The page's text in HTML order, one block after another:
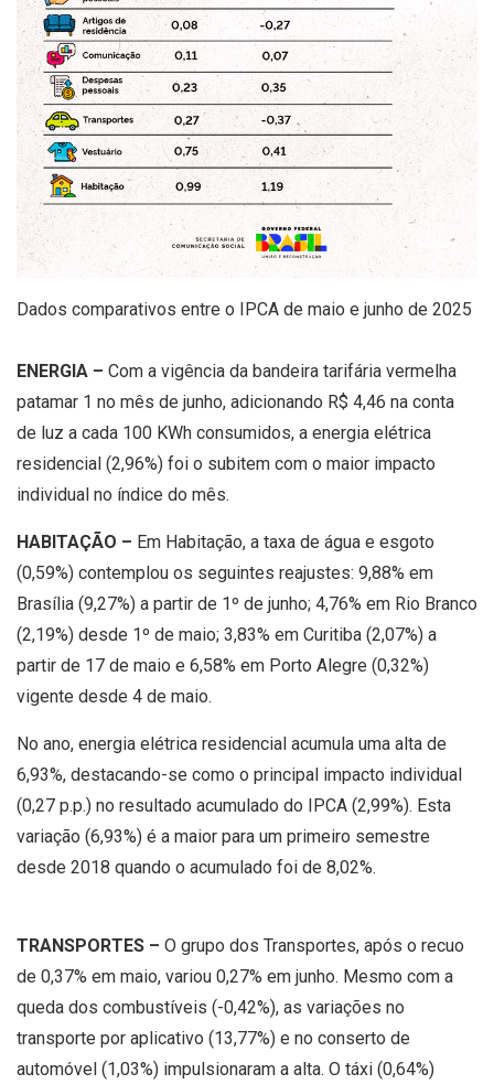
Dados comparativos entre o IPCA de maio e junho de 2025
ENERGIA – Com a vigência da bandeira tarifária vermelha
patamar 1 no mês de junho, adicionando R$ 4,46 na conta
de luz a cada 100 KWh consumidos, a energia elétrica
residencial (2,96%) foi o subitem com o maior impacto
individual no índice do mês.
HABITAÇÃO – Em Habitação, a taxa de água e esgoto
(0,59%) contemplou os seguintes reajustes: 9,88% em
Brasília (9,27%) a partir de 1º de junho; 4,76% em Rio Branco
(2,19%) desde 1º de maio; 3,83% em Curitiba (2,07%) a
partir de 17 de maio e 6,58% em Porto Alegre (0,32%)
vigente desde 4 de maio.
No ano, energia elétrica residencial acumula uma alta de
6,93%, destacando-se como o principal impacto individual
(0,27 p.p.) no resultado acumulado do IPCA (2,99%). Esta
variação (6,93%) é a maior para um primeiro semestre
desde 2018 quando o acumulado foi de 8,02%.
TRANSPORTES – O grupo dos Transportes, após o recuo
de 0,37% em maio, variou 0,27% em junho. Mesmo com a
queda dos combustíveis (-0,42%), as variações no
transporte por aplicativo (13,77%) e no conserto de
automóvel (1,03%) impulsionaram a alta. O táxi (0,64%)